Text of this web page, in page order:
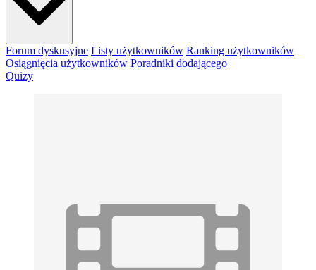
Forum dyskusyjne Listy użytkowników Ranking użytkowników
Osiągnięcia użytkowników Poradniki dodającego
Quizy